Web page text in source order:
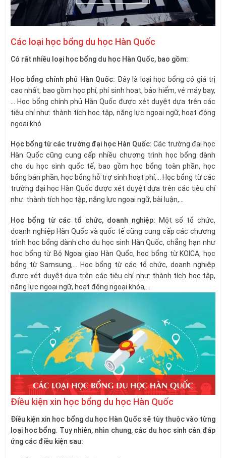
Các loại học bổng du học Hàn Quốc
Có rất nhiều loại học bổng du học Hàn Quốc, bao gồm:
Học bổng chính phủ Hàn Quốc: Đây là loại học bổng có giá trị
cao nhất, bao gồm học phí, phí sinh hoạt, bảo hiểm, vé máy bay,
… Học bổng chính phủ Hàn Quốc được xét duyệt dựa trên các
tiêu chí như: thành tích học tập, năng lực ngoại ngữ, hoạt động
ngoại khó
Học bổng từ các trường đại học Hàn Quốc: Các trường đại học
Hàn Quốc cũng cung cấp nhiều chương trình học bổng dành
cho du học sinh quốc tế, bao gồm học bổng toàn phần, học
bổng bán phần, học bổng hỗ trợ sinh hoạt phí,… Học bổng từ các
trường đại học Hàn Quốc được xét duyệt dựa trên các tiêu chí
như: thành tích học tập, năng lực ngoại ngữ, bài luận,…
Học bổng từ các tổ chức, doanh nghiệp: Một số tổ chức,
doanh nghiệp Hàn Quốc và quốc tế cũng cung cấp các chương
trình học bổng dành cho du học sinh Hàn Quốc, chẳng hạn như
học bổng từ Bộ Ngoại giao Hàn Quốc, học bổng từ KOICA, học
bổng từ Samsung,… Học bổng từ các tổ chức, doanh nghiệp
được xét duyệt dựa trên các tiêu chí như: thành tích học tập,
năng lực ngoại ngữ, hoạt động ngoại khóa,…
Điều kiện xin học bổng du học Hàn Quốc
Điều kiện xin học bổng du học Hàn Quốc sẽ tùy thuộc vào từng
loại học bổng. Tuy nhiên, nhìn chung, các du học sinh cần đáp
ứng các điều kiện sau: